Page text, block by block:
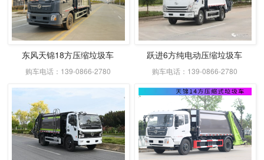
东风天锦18方压缩垃圾车
购车电话：139-0866-2780
跃进6方纯电动压缩垃圾车
购车电话：139-0866-2780